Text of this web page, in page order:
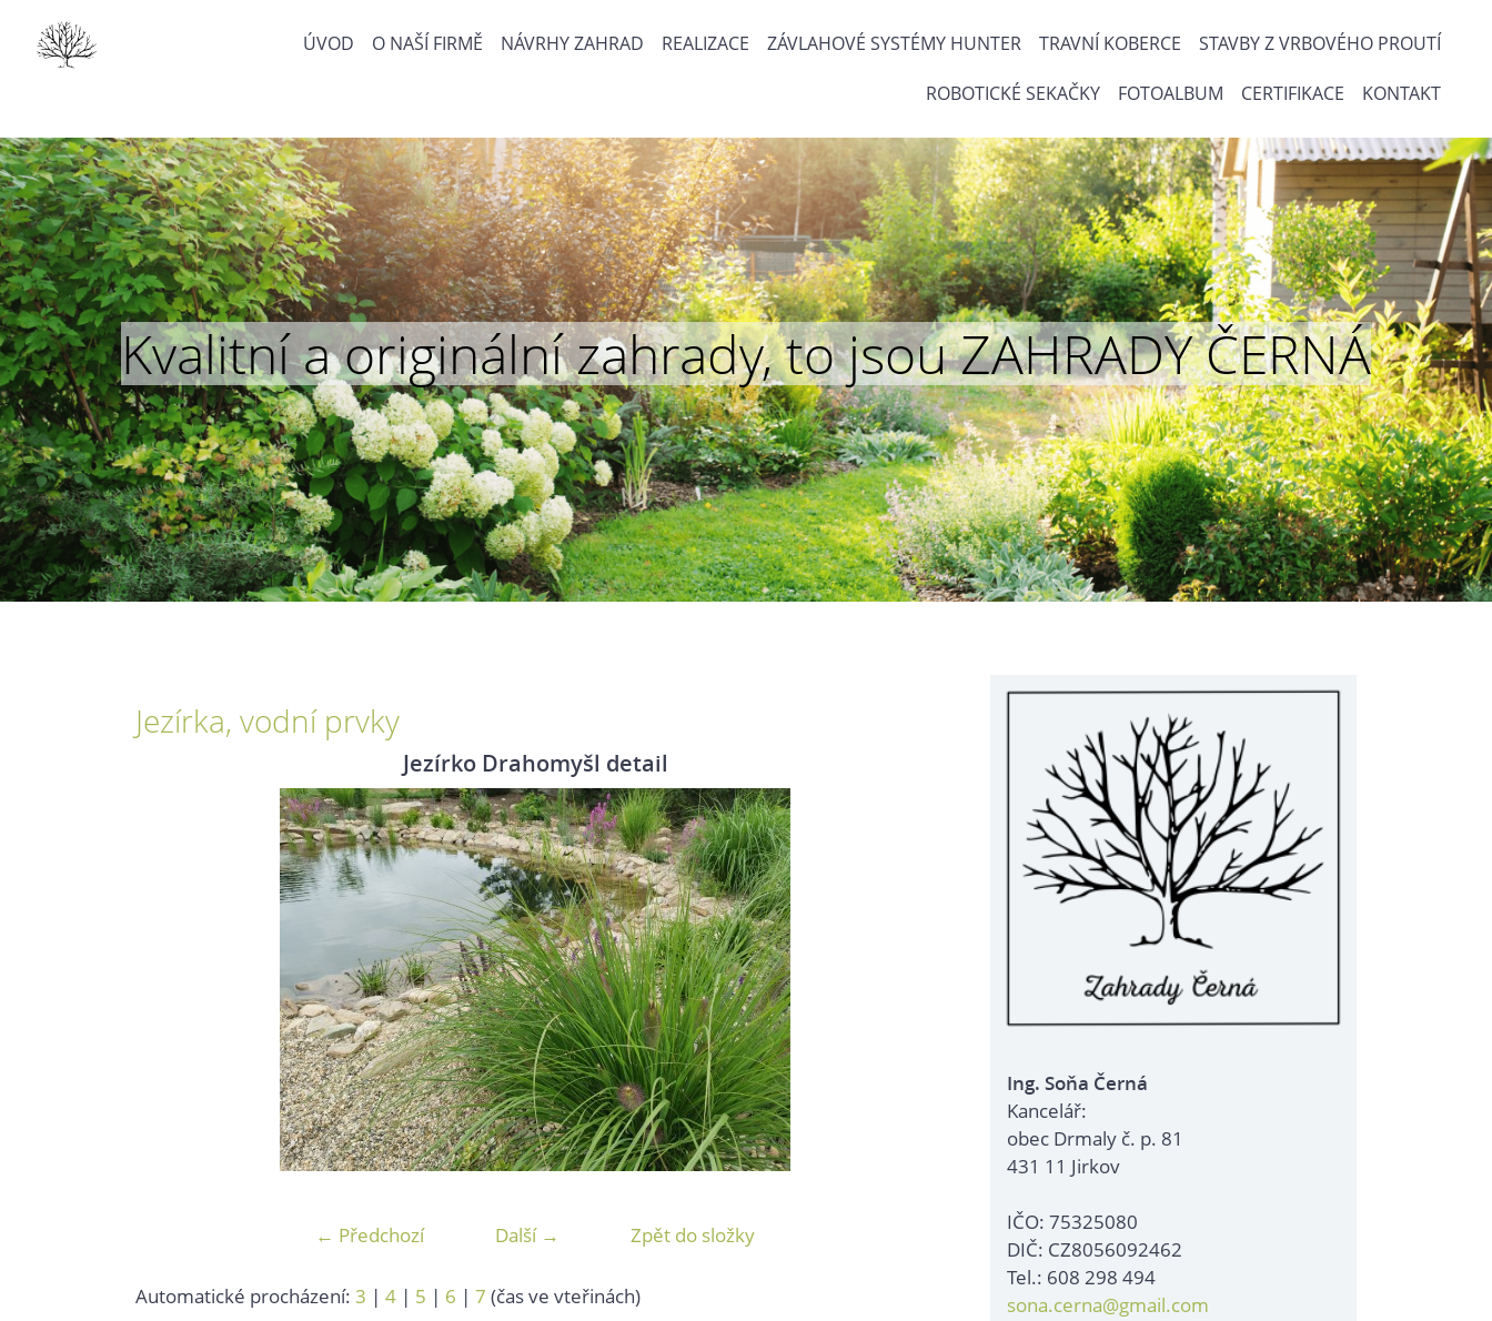
ÚVOD O NAŠÍ FIRMĚ NÁVRHY ZAHRAD REALIZACE ZÁVLAHOVÉ SYSTÉMY HUNTER TRAVNÍ KOBERCE STAVBY Z VRBOVÉHO PROUTÍ
ROBOTICKÉ SEKAČKY FOTOALBUM CERTIFIKACE KONTAKT
Kvalitní a originální zahrady, to jsou ZAHRADY ČERNÁ
Jezírka, vodní prvky
Jezírko Drahomyšl detail
← Předchozí Další → Zpět do složky
Automatické procházení: 3 | 4 | 5 | 6 | 7 (čas ve vteřinách)
Ing. Soňa Černá
Kancelář:
obec Drmaly č. p. 81
431 11 Jirkov
IČO: 75325080
DIČ: CZ8056092462
Tel.: 608 298 494
sona.cerna@gmail.com